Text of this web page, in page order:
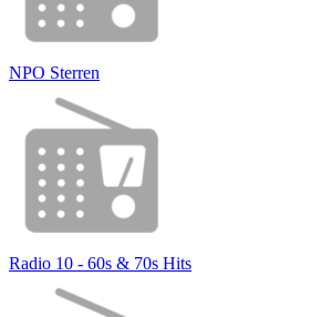
NPO Sterren
Radio 10 - 60s & 70s Hits